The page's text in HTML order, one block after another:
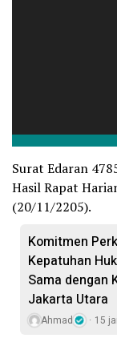
Surat Edaran
Hasil Rapat
(20/11/2205).
Komitmen
Kepatuhan
Sama dengan
Jakarta Utara
Ahmad 15